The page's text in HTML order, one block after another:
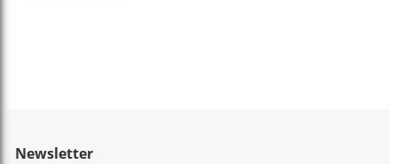
Newsletter